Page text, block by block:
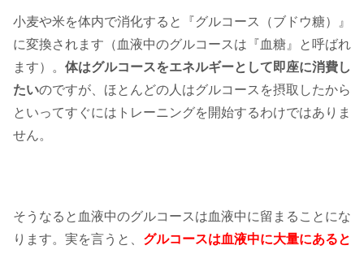
小麦や米を体内で消化すると『グルコース（ブドウ糖）』
に変換されます（血液中のグルコースは『血糖』と呼ばれ
ます）。 体はグルコースをエネルギーとして即座に消費し
たいのですが、ほとんどの人はグルコースを摂取したから
といってすぐにはトレーニングを開始するわけではありま
せん。
そうなると血液中のグルコースは血液中に留まることにな
ります。実を言うと、 グルコースは血液中に大量にあると